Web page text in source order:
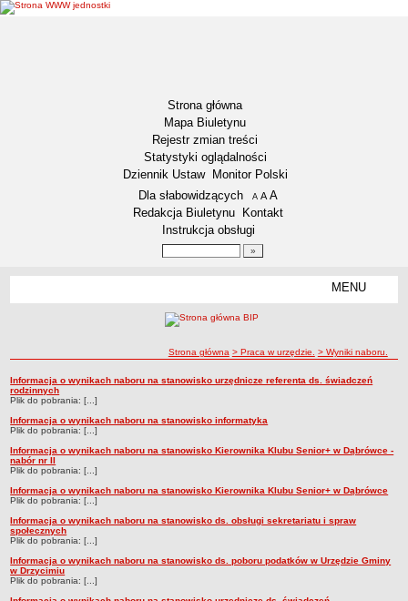
Strona główna
Mapa Biuletynu
Rejestr zmian treści
Statystyki oglądalności
Dziennik Ustaw
Monitor Polski
Menu dodatkowe
Dla słabowidzących A pomniejsz czcionkę
A standardowy rozmiar czcionki
A
Redakcja Biuletynu
Kontakt
Instrukcja obsługi
MENU
Harmonogram odbioru odpadów na 2023 rok.
Konkursy ofert
Nieodpłatna Pomoc Prawna
Lokalizacja
Zadania publiczne
Plan ogólny
System Informacji Przestrzennej
Planowanie przestrzenne
Strategie i programy
ścieżka nawigacji
Strona główna > Praca w urzędzie. > Wyniki naboru.
Wyniki naboru.
Wyniki naboru.
Informacja o wynikach naboru na stanowisko urzędnicze referenta ds. świadczeń
rodzinnych
Plik do pobrania: [...]
Informacja o wynikach naboru na stanowisko informatyka
Plik do pobrania: [...]
Informacja o wynikach naboru na stanowisko Kierownika Klubu Senior+ w Dąbrówce -
nabór nr II
Plik do pobrania: [...]
Informacja o wynikach naboru na stanowisko Kierownika Klubu Senior+ w Dąbrówce
Plik do pobrania: [...]
Informacja o wynikach naboru na stanowisko ds. obsługi sekretariatu i spraw
społecznych
Plik do pobrania: [...]
Informacja o wynikach naboru na stanowisko ds. poboru podatków w Urzędzie Gminy
w Drzycimiu
Plik do pobrania: [...]